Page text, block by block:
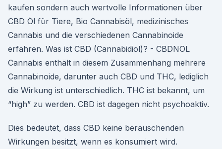
kaufen sondern auch wertvolle Informationen über
CBD Öl für Tiere, Bio Cannabisöl, medizinisches
Cannabis und die verschiedenen Cannabinoide
erfahren. Was ist CBD (Cannabidiol)? - CBDNOL
Cannabis enthält in diesem Zusammenhang mehrere
Cannabinoide, darunter auch CBD und THC, lediglich
die Wirkung ist unterschiedlich. THC ist bekannt, um
“high” zu werden. CBD ist dagegen nicht psychoaktiv.
Dies bedeutet, dass CBD keine berauschenden
Wirkungen besitzt, wenn es konsumiert wird.